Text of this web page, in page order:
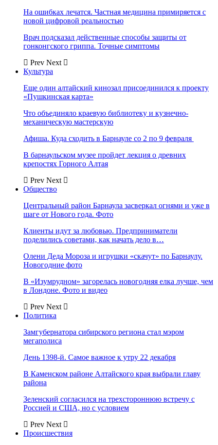
На ошибках лечатся. Частная медицина примиряется с
новой цифровой реальностью
Врач подсказал действенные способы защиты от
гонконгского гриппа. Точные симптомы
Prev Next
Культура
Еще один алтайский кинозал присоединился к проекту
«Пушкинская карта»
Что объединяло краевую библиотеку и кузнечно-
механическую мастерскую
Афиша. Куда сходить в Барнауле со 2 по 9 февраля
В барнаульском музее пройдет лекция о древних
крепостях Горного Алтая
Prev Next
Общество
Центральный район Барнаула засверкал огнями и уже в
шаге от Нового года. Фото
Клиенты идут за любовью. Предприниматели
поделились советами, как начать дело в…
Олени Деда Мороза и игрушки «скачут» по Барнаулу.
Новогодние фото
В «Изумрудном» загорелась новогодняя елка лучше, чем
в Лондоне. Фото и видео
Prev Next
Политика
Замгубернатора сибирского региона стал мэром
мегаполиса
День 1398-й. Самое важное к утру 22 декабря
В Каменском районе Алтайского края выбрали главу
района
Зеленский согласился на трехстороннюю встречу с
Россией и США, но с условием
Prev Next
Происшествия